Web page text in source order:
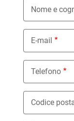
Nome e
E-mail
Telefono
Codice